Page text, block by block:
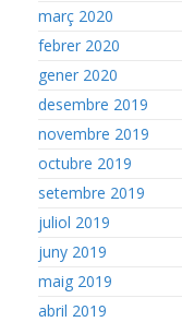
març 2020
febrer 2020
gener 2020
desembre 2019
novembre 2019
octubre 2019
setembre 2019
juliol 2019
juny 2019
maig 2019
abril 2019